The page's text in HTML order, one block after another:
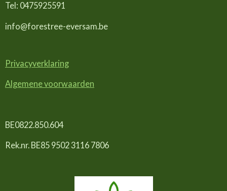
Tel: 0475925591
info@forestree-eversam.be
Privacyverklaring
Algemene voorwaarden
BE0822.850.604
Rek.nr. BE85 9502 3116 7806